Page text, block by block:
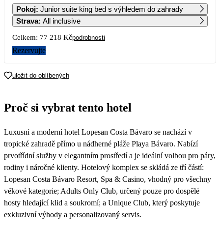
38 609 53 359
8
21
157 789
121 769 96 759
Pokoj:
Junior suite king bed s výhledem do zahrady
Strava: All inclusive
Celkem: 77 218 Kčpodrobnosti
Rezervujte
uložit do oblíbených
Proč si vybrat tento hotel
Luxusní a moderní hotel Lopesan Costa Bávaro se nachází v
tropické zahradě přímo u nádherné pláže Playa Bávaro. Nabízí
prvotřídní služby v elegantním prostředí a je ideální volbou pro páry,
rodiny i náročné klienty. Hotelový komplex se skládá ze tří částí:
Lopesan Costa Bávaro Resort, Spa & Casino, vhodný pro všechny
věkové kategorie; Adults Only Club, určený pouze pro dospělé
hosty hledající klid a soukromí; a Unique Club, který poskytuje
exkluzivní výhody a personalizovaný servis.